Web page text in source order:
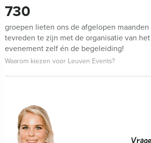
730
groepen lieten ons de afgelopen
tevreden te zijn met de organisatie van
evenement zelf én de begeleiding!
Waarom kiezen voor Leuven Events?